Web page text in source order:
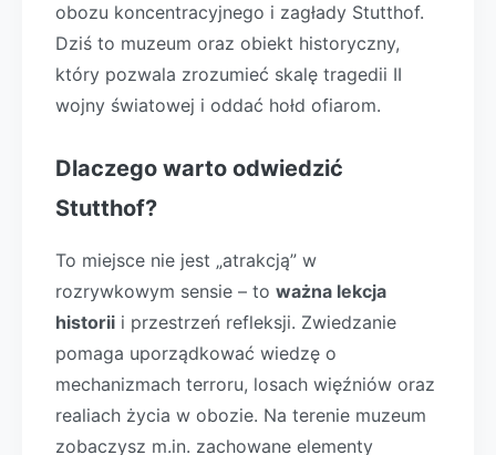
obozu koncentracyjnego i zagłady Stutthof.
Dziś to muzeum oraz obiekt historyczny,
który pozwala zrozumieć skalę tragedii II
wojny światowej i oddać hołd ofiarom.
Dlaczego warto odwiedzić
Stutthof?
To miejsce nie jest „atrakcją” w
rozrywkowym sensie – to ważna lekcja
historii i przestrzeń refleksji. Zwiedzanie
pomaga uporządkować wiedzę o
mechanizmach terroru, losach więźniów oraz
realiach życia w obozie. Na terenie muzeum
zobaczysz m.in. zachowane elementy